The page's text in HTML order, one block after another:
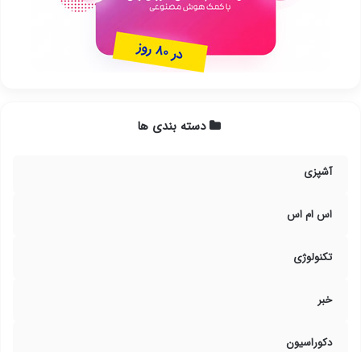
دسته بندی ها
آشپزی
اس ام اس
تکنولوژی
خبر
دکوراسیون